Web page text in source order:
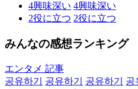
4興味深い 4興味深い
2役に立つ 2役に立つ
みんなの感想ランキング
エンタメ 記事
공유하기
공유하기 공유하기 공